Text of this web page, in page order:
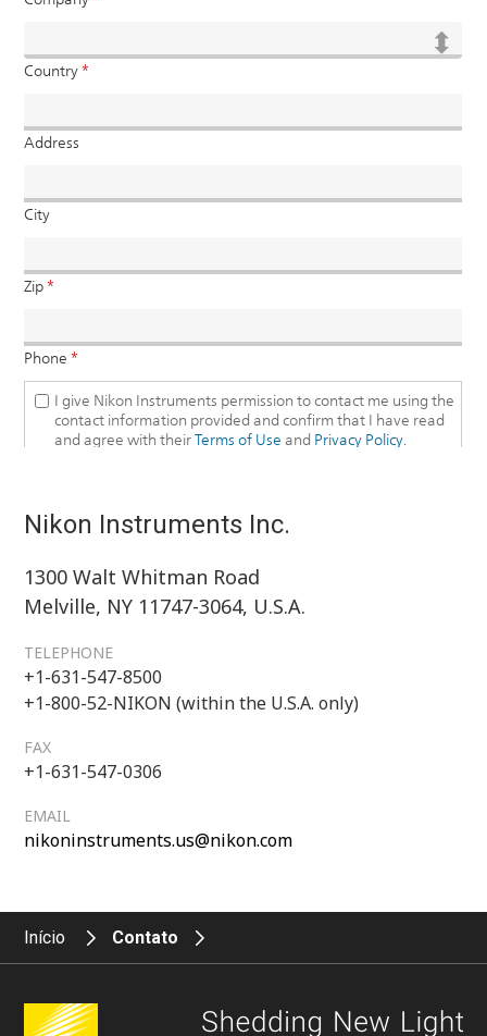
Nikon Instruments Inc.
1300 Walt Whitman Road
Melville, NY 11747-3064, U.S.A.
TELEPHONE
+1-631-547-8500
+1-800-52-NIKON (within the U.S.A. only)
FAX
+1-631-547-0306
EMAIL
nikoninstruments.us@nikon.com
Início Contato